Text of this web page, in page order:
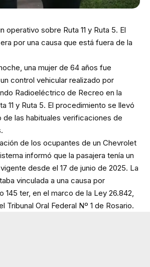
operativo sobre Ruta 11 y Ruta 5. El
por una causa que está fuera de la
una mujer de 64 años fue
control vehicular realizado por
Radioeléctrico de Recreo en la
11 y Ruta 5. El procedimiento se llevó
de las habituales verificaciones de
de los ocupantes de un Chevrolet
informó que la pasajera tenía un
desde el 17 de junio de 2025. La
vinculada a una causa por
145 ter, en el marco de la Ley 26.842,
Tribunal Oral Federal Nº 1 de Rosario.